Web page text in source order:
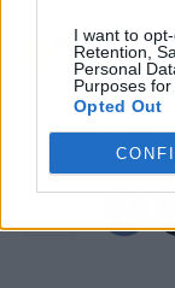
I want to
Retention,
Personal
Purposes for
Opted Out
Aula Joven,
que